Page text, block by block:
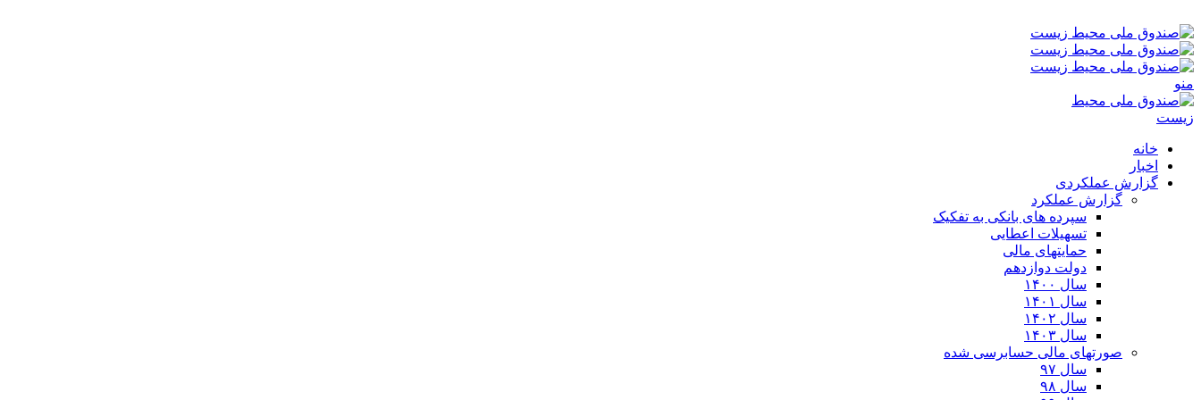
منو
خانه
اخبار
گزارش عملکردی
گزارش عملکرد
سپرده های بانکی به تفکیک
تسهیلات اعطایی
حمایتهای مالی
دولت دوازدهم
سال ۱۴۰۰
سال ۱۴۰۱
سال ۱۴۰۲
سال ۱۴۰۳
صورتهای مالی حسابرسی شده
سال ۹۷
سال ۹۸